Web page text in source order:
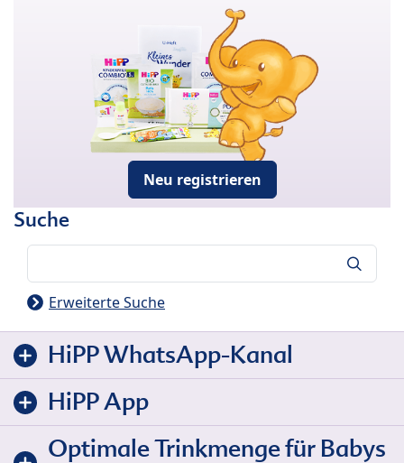
Neu registrieren
Suche
Erweiterte Suche
HiPP WhatsApp-Kanal
HiPP App
Optimale Trinkmenge für Babys